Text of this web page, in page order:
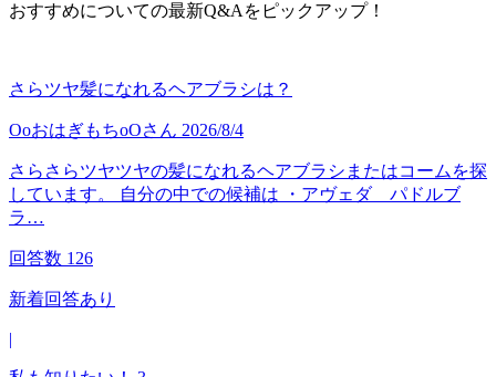
おすすめについての最新Q&Aをピックアップ！
さらツヤ髪になれるヘアブラシは？
OoおはぎもちoOさん 2026/8/4
さらさらツヤツヤの髪になれるヘアブラシまたはコームを探
しています。 自分の中での候補は ・アヴェダ パドルブ
ラ…
回答数 126
新着回答あり
|